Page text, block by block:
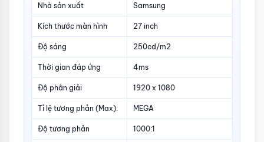
Nhà sản xuất Samsung
Kích thước màn hình 27 inch
Độ sáng 250cd/m2
Thời gian đáp ứng 4ms
Độ phân giải 1920 x 1080
Tỉ lệ tương phản (Max): MEGA
Độ tương phản 1000:1